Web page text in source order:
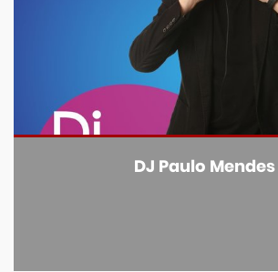
DJ Paulo Mendes